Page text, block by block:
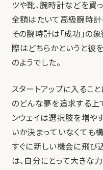
ツや靴、腕時計などを買
全額はたいて高級腕時計
その腕時計は「成功」の
際はどちらかというと彼
のようでした。
スタートアップに入るこ
のどんな夢を追求する上
ンウェイは選択肢を増や
いか決まっていなくても
すぐに新しい機会に飛び
は、自分にとって大きな